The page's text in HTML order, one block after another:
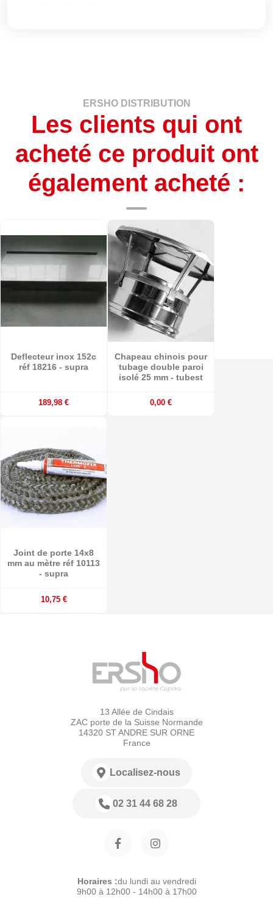
ERSHO DISTRIBUTION
Les clients qui ont
acheté ce produit ont
également acheté :
Deflecteur inox 152c
réf 18216 - supra
189,98 €
Chapeau chinois pour
tubage double paroi
isolé 25 mm - tubest
0,00 €
Joint de porte 14x8
mm au mètre réf 10113
- supra
10,75 €
13 Allée de Cindais
ZAC porte de la Suisse Normande
14320 ST ANDRE SUR ORNE
France
Localisez-nous
02 31 44 68 28
Horaires :du lundi au vendredi
9h00 à 12h00 - 14h00 à 17h00